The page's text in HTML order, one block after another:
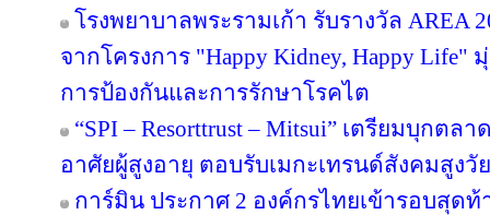
โรงพยาบาลพระรามเก้า รับรางวัล AREA
จากโครงการ "Happy Kidney, Happy
การป้องกันและการรักษาโรคไต
“SPI – Resorttrust – Mitsui” เตรียมบุกต
อาศัยผู้สูงอายุ ตอบรับเมกะเทรนด์สังคมสูงวัย
การ์มิน ประกาศ 2 องค์กรไทยเข้ารอบสุดท้า